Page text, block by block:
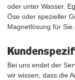
oder unter Wasser.
Öse oder spezieller
Magnetlösung für Sie.
Bei uns endet der
wir wissen, dass die